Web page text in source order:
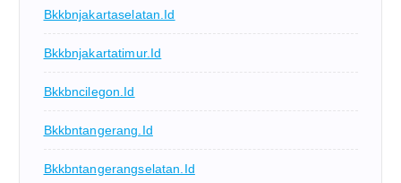
Bkkbnjakartaselatan.id
Bkkbnjakartatimur.id
Bkkbncilegon.id
Bkkbntangerang.id
Bkkbntangerangselatan.id